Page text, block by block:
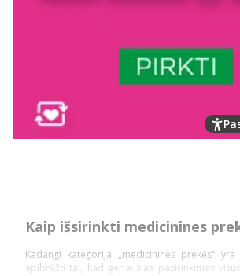
Kaip išsirinkti medicinines
Kadangi kategorija „medicininės prekės“
apibrėžti tai, kad geriausias pasirinkimas